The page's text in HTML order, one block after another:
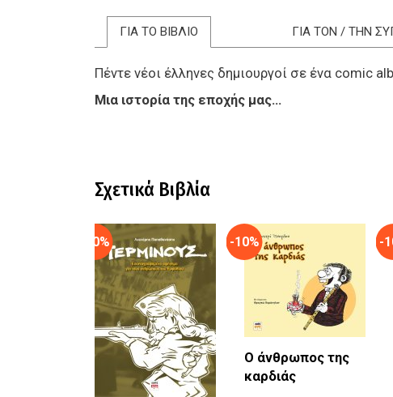
ΓΙΑ ΤΟ ΒΙΒΛΙΟ ΓΙΑ ΤΟΝ / ΤΗΝ
Πέντε νέοι έλληνες δημιουργοί σε ένα comic
Μια ιστορία της εποχής μας...
Σχετικά Βιβλία
-10% -10%
Ο άνθρωπος της
καρδιάς
-